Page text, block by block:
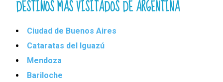
DESTINOS MÁS VISITADOS DE ARGENTINA
Ciudad de Buenos Aires
Cataratas del Iguazú
Mendoza
Bariloche